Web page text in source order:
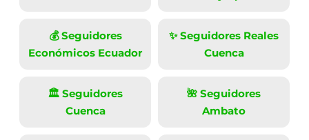
💰 Seguidores
Económicos Ecuador
✨ Seguidores Reales
Cuenca
🏛️ Seguidores
Cuenca
🌺 Seguidores
Ambato
Moneda:€